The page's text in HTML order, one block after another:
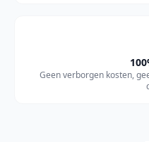
Geen verborgen kosten,